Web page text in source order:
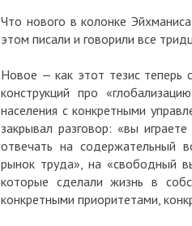
Что нового в колонке
этом писали и говорили все
Новое — как этот тезис теперь
конструкций про
населения с конкретными
закрывал разговор: «вы
отвечать на содержательный
рынок труда», на «свободный
которые сделали жизнь в
конкретными приоритетами,